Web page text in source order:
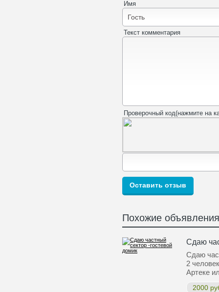
Имя
Текст комментария
Проверочный код(нажмите на
Похожие объявления
Сдаю
Сдаю
2
Артеке
2000